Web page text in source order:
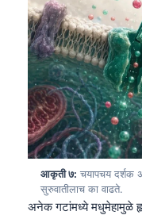
आकृती ७: चयापचय दर्शक
सुरुवातीलाच का वाढते.
अनेक गटांमध्ये मधुमेहामुळे
Română
简体中文
فارسی
Български
Dansk
Nederlands
हिन्दी
Bahasa